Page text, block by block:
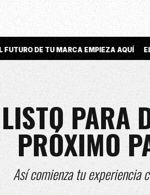
EMPIEZA AQUÍ EL FUTURO DE TU
LISTO PARA
PRÓXIMO
Así comienza tu experiencia